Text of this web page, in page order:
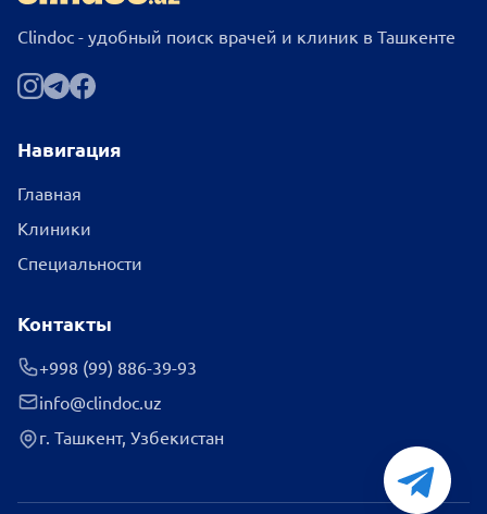
Clindoc - удобный поиск врачей и клиник в Ташкенте
Навигация
Главная
Клиники
Специальности
Контакты
+998 (99) 886-39-93
info@clindoc.uz
г. Ташкент, Узбекистан